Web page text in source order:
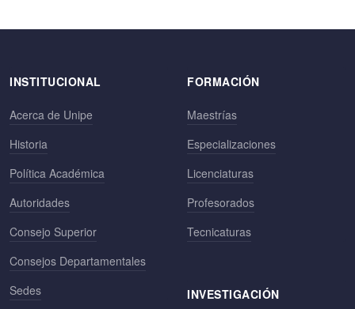
INSTITUCIONAL
Acerca de Unipe
Historia
Política Académica
Autoridades
Consejo Superior
Consejos Departamentales
Sedes
FORMACIÓN
Maestrías
Especializaciones
Licenciaturas
Profesorados
Tecnicaturas
INVESTIGACIÓN